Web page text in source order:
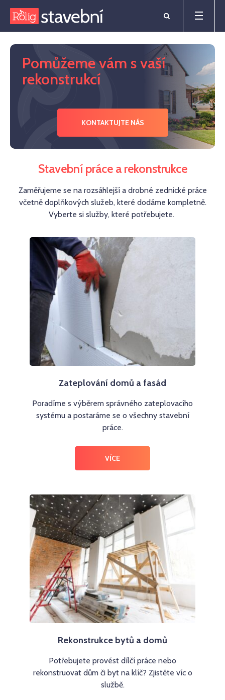
Pomůžeme vám s vaší
rekonstrukcí
KONTAKTUJTE NÁS
Stavební práce a rekonstrukce
Zaměřujeme se na rozsáhlejší a drobné zednické práce
včetně doplňkových služeb, které dodáme kompletně.
Vyberte si služby, které potřebujete.
Zateplování domů a fasád
Poradíme s výběrem správného zateplovacího
systému a postaráme se o všechny stavební
práce.
VÍCE
Rekonstrukce bytů a domů
Potřebujete provést dílčí práce nebo
rekonstruovat dům či byt na klíč? Zjistěte víc o
službě.